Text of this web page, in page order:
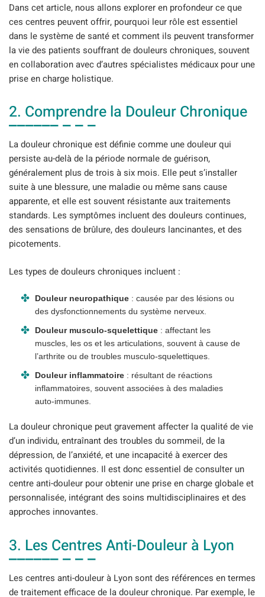
Dans cet article, nous allons explorer en profondeur ce que
ces centres peuvent offrir, pourquoi leur rôle est essentiel
dans le système de santé et comment ils peuvent transformer
la vie des patients souffrant de douleurs chroniques, souvent
en collaboration avec d’autres spécialistes médicaux pour une
prise en charge holistique.
2. Comprendre la Douleur Chronique
La douleur chronique est définie comme une douleur qui
persiste au-delà de la période normale de guérison,
généralement plus de trois à six mois. Elle peut s’installer
suite à une blessure, une maladie ou même sans cause
apparente, et elle est souvent résistante aux traitements
standards. Les symptômes incluent des douleurs continues,
des sensations de brûlure, des douleurs lancinantes, et des
picotements.
Les types de douleurs chroniques incluent :
Douleur neuropathique : causée par des lésions ou
des dysfonctionnements du système nerveux.
Douleur musculo-squelettique : affectant les
muscles, les os et les articulations, souvent à cause de
l’arthrite ou de troubles musculo-squelettiques.
Douleur inflammatoire : résultant de réactions
inflammatoires, souvent associées à des maladies
auto-immunes.
La douleur chronique peut gravement affecter la qualité de vie
d’un individu, entraînant des troubles du sommeil, de la
dépression, de l’anxiété, et une incapacité à exercer des
activités quotidiennes. Il est donc essentiel de consulter un
centre anti-douleur pour obtenir une prise en charge globale et
personnalisée, intégrant des soins multidisciplinaires et des
approches innovantes.
3. Les Centres Anti-Douleur à Lyon
Les centres anti-douleur à Lyon sont des références en termes
de traitement efficace de la douleur chronique. Par exemple, le